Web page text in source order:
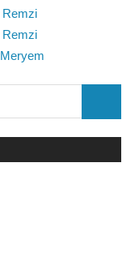
Remzi
Remzi
Meryem